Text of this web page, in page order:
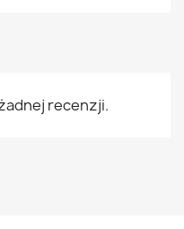
recenzji.